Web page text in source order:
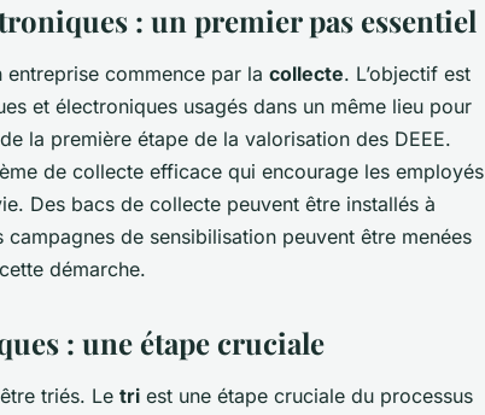
: un premier pas essentiel
commence par la collecte. L’objectif est
et électroniques usagés dans un même lieu pour
la première étape de la valorisation des DEEE.
de collecte efficace qui encourage les employés
Des bacs de collecte peuvent être installés à
de sensibilisation peuvent être menées
démarche.
: une étape cruciale
triés. Le tri est une étape cruciale du processus